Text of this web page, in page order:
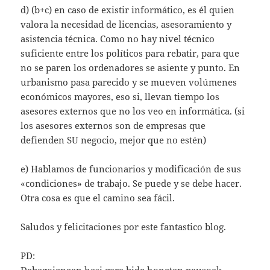
d) (b+c) en caso de existir informático, es él quien
valora la necesidad de licencias, asesoramiento y
asistencia técnica. Como no hay nivel técnico
suficiente entre los políticos para rebatir, para que
no se paren los ordenadores se asiente y punto. En
urbanismo pasa parecido y se mueven volúmenes
económicos mayores, eso si, llevan tiempo los
asesores externos que no los veo en informática. (si
los asesores externos son de empresas que
defienden SU negocio, mejor que no estén)
e) Hablamos de funcionarios y modificación de sus
«condiciones» de trabajo. Se puede y se debe hacer.
Otra cosa es que el camino sea fácil.
Saludos y felicitaciones por este fantastico blog.
PD: